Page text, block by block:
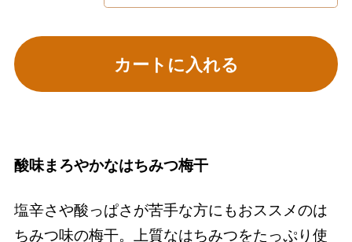
カートに入れる
酸味まろやかなはちみつ梅干
塩辛さや酸っぱさが苦手な方にもおススメのは
ちみつ味の梅干。上質なはちみつをたっぷり使